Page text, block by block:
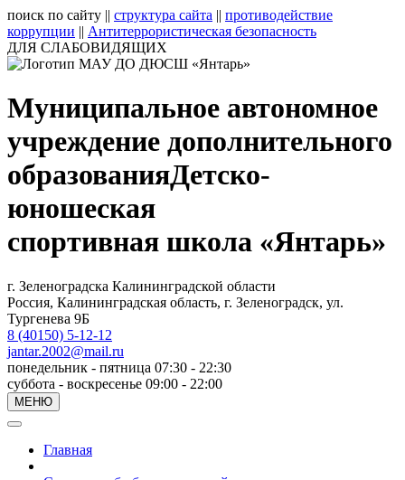
поиск по сайту || структура сайта || противодействие
коррупции || Антитеррористическая безопасность
ДЛЯ СЛАБОВИДЯЩИХ
Муниципальное автономное
учреждение дополнительного
образованияДетско-
юношеская
спортивная школа «Янтарь»
г. Зеленоградска Калининградской области
Россия, Калининградская область, г. Зеленоградск, ул.
Тургенева 9Б
8 (40150) 5-12-12
jantar.2002@mail.ru
понедельник - пятница 07:30 - 22:30
суббота - воскресенье 09:00 - 22:00
МЕНЮ
Главная